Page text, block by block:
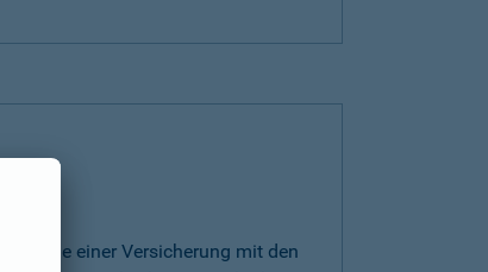
Vorteile einer Versicherung mit den